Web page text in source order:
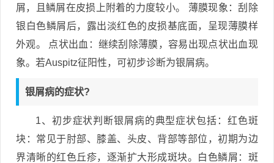
屑，且鳞屑在皮损上附着的力度较小。 薄膜现象：刮除
银白色鳞屑后，露出淡红色的皮损基底面，呈现薄膜样
外观。 点状出血：继续刮除薄膜，容易出现点状出血现
象。若Auspitz征阳性，可初步诊断为银屑病。
银屑病的症状?
1、初步症状判断银屑病的典型症状包括：红色斑
块：常见于肘部、膝盖、头皮、背部等部位，初期为边
界清晰的红色丘疹，逐渐扩大形成斑块。白色鳞屑：斑